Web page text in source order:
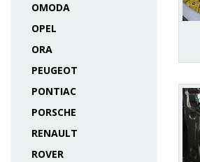
OMODA
OPEL
ORA
PEUGEOT
PONTIAC
PORSCHE
RENAULT
ROVER